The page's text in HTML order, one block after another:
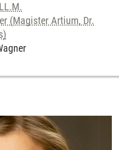
(Magister Artium, Dr.